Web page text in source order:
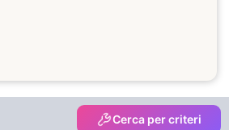
Cerca per criteri